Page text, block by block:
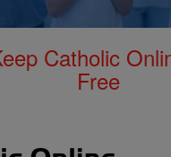
Catholic
Free